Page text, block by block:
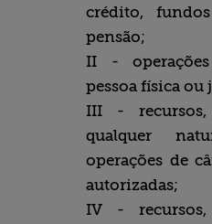
crédito,
pensão;
II -
pessoa física ou
III -
qualquer
operações de
autorizadas;
IV -